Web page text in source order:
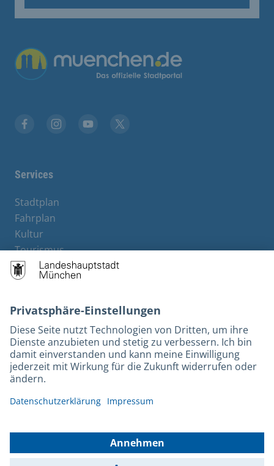
Services
Stadtplan
Fahrplan
Kultur
Tourismus
M-Strom
Bürgerservice
Kontakt
Barrierefreiheit
Leichte Sprache
Gebärdensprache
Kontakt